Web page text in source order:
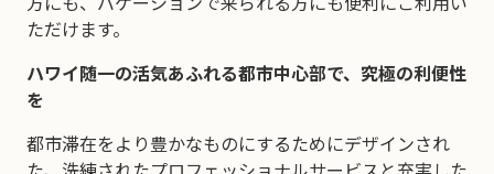
ただけます。
ハワイ随一の活気あふれる都市中心部で、究極の利便性
を
都市滞在をより豊かなものにするためにデザインされ